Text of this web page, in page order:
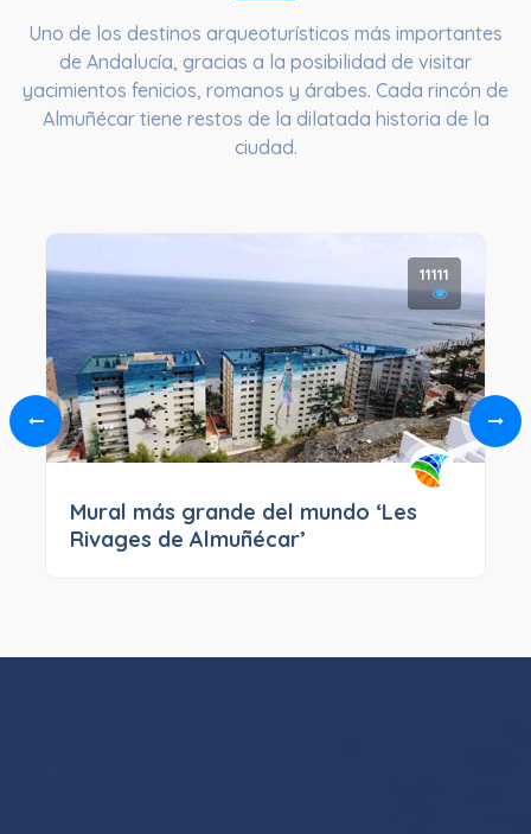
Uno de los destinos arqueoturísticos más importantes
de Andalucía, gracias a la posibilidad de visitar
yacimientos fenicios, romanos y árabes. Cada rincón de
Almuñécar tiene restos de la dilatada historia de la
ciudad.
11111
Mural más grande del mundo ‘Les
Rivages de Almuñécar’